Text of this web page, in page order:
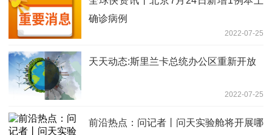
确诊病例
2022-07-25
天天动态:斯里兰卡总统办公区重新开放
2022-07-25
前沿热点：问记者丨问天实验舱将开展哪